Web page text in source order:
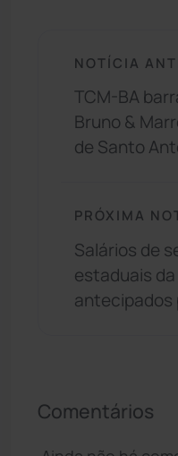
NOTÍCIA
TCM-BA
Bruno &
de Santo
PRÓXIMA
Salários de
estaduais
antecipados
Comentários